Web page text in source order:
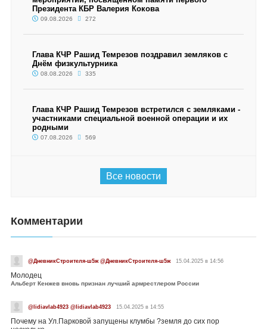
Президента КБР Валерия Кокова
09.08.2026 272
Глава КЧР Рашид Темрезов поздравил земляков с
Днём физкультурника
08.08.2026 335
Глава КЧР Рашид Темрезов встретился с земляками -
участниками специальной военной операции и их
родными
07.08.2026 569
Все новости
Комментарии
@ДневникСтроителя-ш5ж @ДневникСтроителя-ш5ж 15.04.2025 в 14:56
Молодец
Альберт Кенжев вновь признан лучший армрестлером России
@lidiavlab4923 @lidiavlab4923 15.04.2025 в 14:55
Почему на Ул.Парковой запущены клумбы ?земля до сих пор